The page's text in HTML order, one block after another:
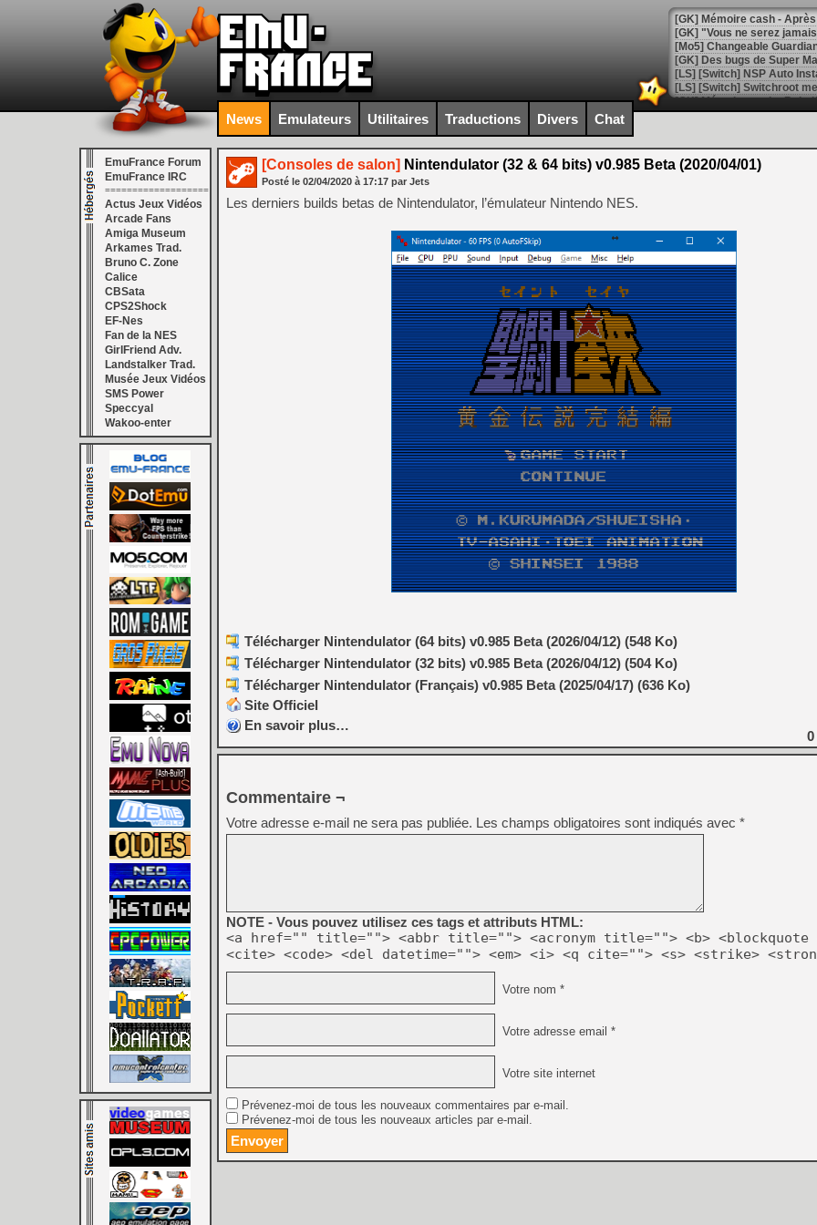
[GK] Mémoire cash -
[GK] "Vous ne serez
[Mo5] Changeable
[GK] Des bugs de Super
[LS] [Switch] NSP Auto
[GK] La saga horrifique
[GK] Le portage de Super
[Mo5] Le jeu de course
[GK] Guillermo del Toro
[LTF] Eté 2026 - Séquence 6
[GK] Mistfall Hunter : déjà
[GK] Wo Long 2 évolue
[GK] Crossfire : un TPS à
[LS] [PS5] Premiers
[Mo5] DOOM arrive en
[GK] Bethesda fête les 30
[GK] Roblox : l'action en
[GK] Agenda - GeForce
[GK] Devolver Digital en a
[LS] [PS5] ps5-y2jb-
[GK] Pourquoi Marvel
[GK] Test : Restory : Chill
[GK] GTA 6 : Rockstar
[GK] Hot Wheels Infinite
[GK] Mémoire cash -
[GK] Résultats Nintendo :
[GK] Dans ce jeu de
News Emulateurs Utilitaires Traductions Divers Chat
EmuFrance Forum
EmuFrance IRC
===================
Actus Jeux Vidéos
Arcade Fans
Amiga Museum
Arkames Trad.
Bruno C. Zone
Calice
CBSata
CPS2Shock
EF-Nes
Fan de la NES
GirlFriend Adv.
Landstalker Trad.
Musée Jeux Vidéos
SMS Power
Speccyal
Wakoo-enter
[Consoles de salon] Nintendulator (32 & 64 bits) v0.985 Beta (2020/04/01)
Posté le 02/04/2020 à 17:17 par Jets
Les derniers builds betas de Nintendulator, l’émulateur Nintendo NES.
Télécharger Nintendulator (64 bits) v0.985 Beta (2026/04/12) (548 Ko)
Télécharger Nintendulator (32 bits) v0.985 Beta (2026/04/12) (504 Ko)
Télécharger Nintendulator (Français) v0.985 Beta (2025/04/17) (636 Ko)
Site Officiel
En savoir plus…
0
Commentaire ¬
Votre adresse e-mail ne sera pas publiée. Les champs obligatoires sont indiqués avec *
NOTE - Vous pouvez utilisez ces tags et attributs HTML:
<a href="" title=""> <abbr title=""> <acronym title=""> <b> <blockquote
<cite> <code> <del datetime=""> <em> <i> <q cite=""> <s> <strike>
Votre nom *
Votre adresse email *
Votre site internet
Prévenez-moi de tous les nouveaux commentaires par e-mail.
Prévenez-moi de tous les nouveaux articles par e-mail.